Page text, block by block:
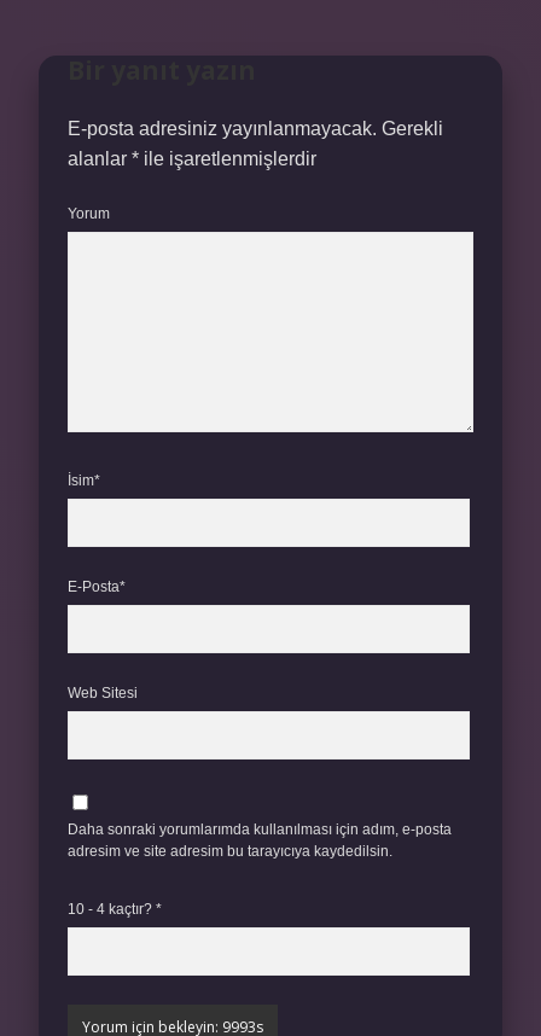
E-posta adresiniz yayınlanmayacak. Gerekli
alanlar * ile işaretlenmişlerdir
Yorum
İsim*
E-Posta*
Web Sitesi
Daha sonraki yorumlarımda kullanılması için adım, e-posta
adresim ve site adresim bu tarayıcıya kaydedilsin.
10 - 4 kaçtır? *